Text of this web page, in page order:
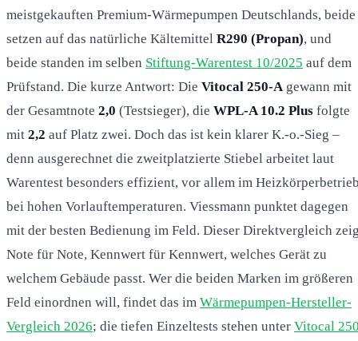
meistgekauften Premium-Wärmepumpen Deutschlands, beide
setzen auf das natürliche Kältemittel R290 (Propan), und
beide standen im selben Stiftung-Warentest 10/2025 auf dem
Prüfstand. Die kurze Antwort: Die Vitocal 250-A gewann mit
der Gesamtnote 2,0 (Testsieger), die WPL-A 10.2 Plus folgte
mit 2,2 auf Platz zwei. Doch das ist kein klarer K.-o.-Sieg –
denn ausgerechnet die zweitplatzierte Stiebel arbeitet laut
Warentest besonders effizient, vor allem im
bei hohen Vorlauftemperaturen. Viessmann punktet dagegen
mit der besten Bedienung im Feld. Dieser Direktvergleich
Note für Note, Kennwert für Kennwert, welches Gerät zu
welchem Gebäude passt. Wer die beiden Marken im größeren
Feld einordnen will, findet das im Wärmepumpen-Hersteller-
Vergleich 2026; die tiefen Einzeltests stehen unter Vitocal